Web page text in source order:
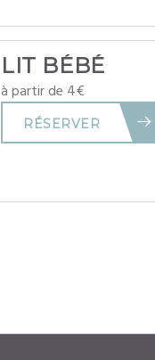
LIT BÉBÉ
à partir de 4€
RÉSERVER